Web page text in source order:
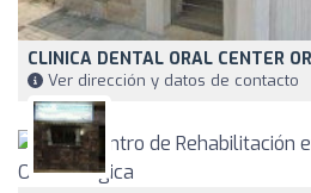
CLINICA DENTAL ORAL CENTER
Ver dirección y datos de contacto